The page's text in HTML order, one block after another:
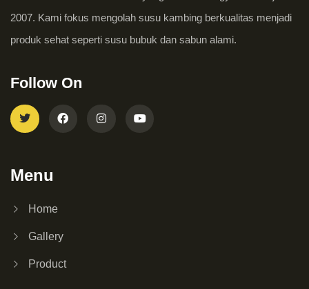
2007. Kami fokus mengolah susu kambing berkualitas menjadi
produk sehat seperti susu bubuk dan sabun alami.
Follow On
Menu
Home
Gallery
Product